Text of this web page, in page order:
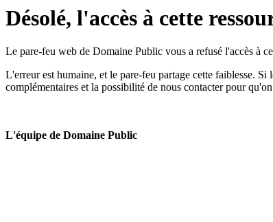
Désolé, l'accès à cette
Le pare-feu web de Domaine Public vous a refusé l'accès à
L'erreur est humaine, et le pare-feu partage cette faiblesse.
complémentaires et la possibilité de nous contacter pour
L'équipe de Domaine Public